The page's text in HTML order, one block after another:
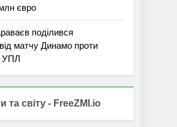
євро
поділився
матчу Динамо проти
УПЛ
та світу - FreeZMI.io